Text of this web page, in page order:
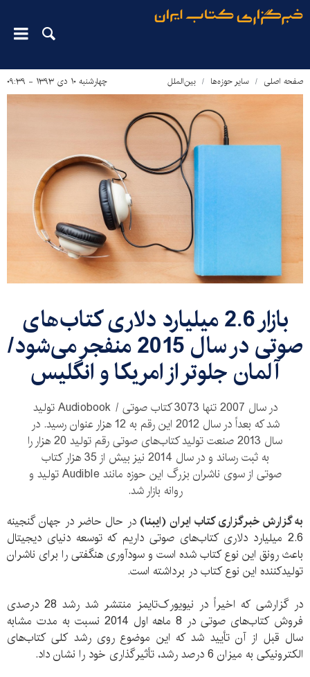
صفحه اصلی سایر حوزه‌ها بین‌الملل چهارشنبه ۱۰ دی ۱۳۹۳ - ۰۹:۳۹
بازار 2.6 میلیارد دلاری کتاب‌های
صوتی در سال 2015 منفجر می‌شود/
آلمان جلوتر از امریکا و انگلیس
در سال 2007 تنها 3073 کتاب صوتی / Audiobook تولید
شد که بعداً در سال 2012 این رقم به 12 هزار عنوان رسید. در
سال 2013 صنعت تولید کتاب‌های صوتی رقم تولید 20 هزار را
به ثبت رساند و در سال 2014 نیز بیش از 35 هزار کتاب
صوتی از سوی ناشران بزرگ این حوزه مانند Audible تولید و
روانه بازار شد.
به گزارش خبرگزاری کتاب ایران (ایبنا) در حال حاضر در جهان گنجینه
2.6 میلیارد دلاری کتاب‌های صوتی داریم که توسعه دنیای دیجیتال
باعث رونق این نوع کتاب شده است و سودآوری هنگفتی را برای ناشران
تولیدکننده این نوع کتاب در برداشته است.
در گزارشی که اخیراً در نیویورک‌تایمز منتشر شد رشد 28 درصدی
فروش کتاب‌های صوتی در 8 ماهه اول 2014 نسبت به مدت مشابه
سال قبل از آن تأیید شد که این موضوع روی رشد کلی کتاب‌های
الکترونیکی به میزان 6 درصد رشد، تأثیرگذاری خود را نشان داد.